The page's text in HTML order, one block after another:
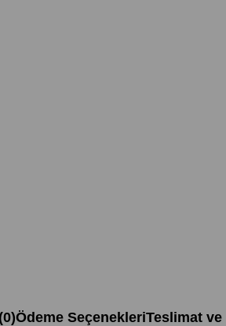
Ödeme SeçenekleriTeslimat ve